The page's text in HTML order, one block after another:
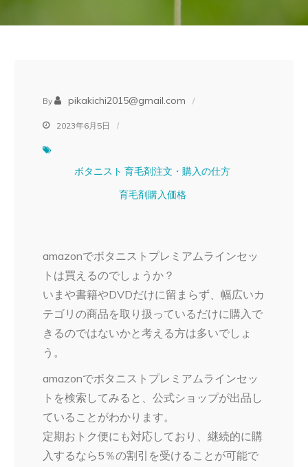
By pikakichi2015@gmail.com
2023年6月5日
ボタニスト 育毛剤注文・購入の仕方
育毛剤購入価格
amazonでボタニストプレミアムラインセッ
トは買えるのでしょうか？
いまや書籍やDVDだけに留まらず、幅広いカ
テゴリの商品を取り扱っているだけに購入で
きるのではないかと考える方は多いでしょ
う。
amazonでボタニストプレミアムラインセッ
トを検索してみると、公式ショップが出品し
ていることがわかります。
定期おトク便にも対応しており、継続的に購
入するなら5％の割引を受けることが可能で